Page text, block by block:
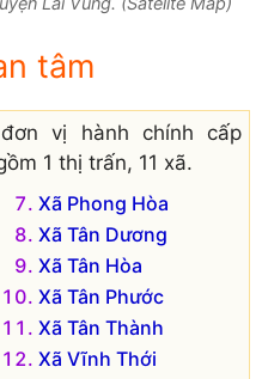
tâm
vị hành chính cấp
1 thị trấn, 11 xã.
Xã Phong Hòa
Xã Tân Dương
Xã Tân Hòa
Xã Tân Phước
Xã Tân Thành
Xã Vĩnh Thới